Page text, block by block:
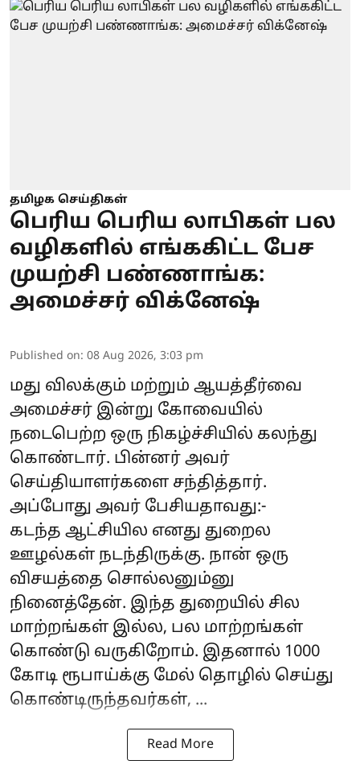
தமிழக செய்திகள்
பெரிய பெரிய லாபிகள் பல
வழிகளில் எங்ககிட்ட பேச
முயற்சி பண்ணாங்க:
அமைச்சர் விக்னேஷ்
Published on: 08 Aug 2026, 3:03 pm
மது விலக்கும் மற்றும் ஆயத்தீர்வை
அமைச்சர் இன்று கோவையில்
நடைபெற்ற ஒரு நிகழ்ச்சியில் கலந்து
கொண்டார். பின்னர் அவர்
செய்தியாளர்களை சந்தித்தார்.
அப்போது அவர் பேசியதாவது:-
கடந்த ஆட்சியில எனது துறைல
ஊழல்கள் நடந்திருக்கு. நான் ஒரு
விசயத்தை சொல்லனும்னு
நினைத்தேன். இந்த துறையில் சில
மாற்றங்கள் இல்ல, பல மாற்றங்கள்
கொண்டு வருகிறோம். இதனால் 1000
கோடி ரூபாய்க்கு மேல் தொழில் செய்து
கொண்டிருந்தவர்கள், ...
Read More